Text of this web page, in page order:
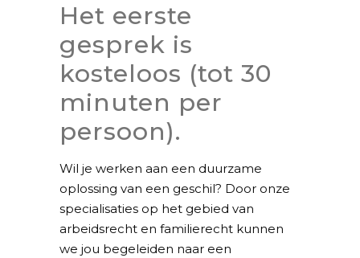
Het eerste
gesprek is
kosteloos (tot 30
minuten per
persoon).
Wil je werken aan een duurzame
oplossing van een geschil? Door onze
specialisaties op het gebied van
arbeidsrecht en familierecht kunnen
we jou begeleiden naar een